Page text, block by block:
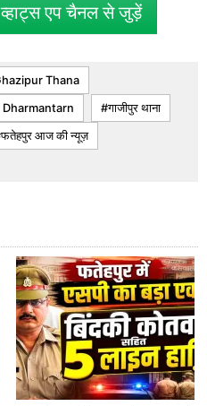
एप चैनल से जुड़ें
Thana
गाजीपुर थाना
फतेहपुर आज की न्यूज़